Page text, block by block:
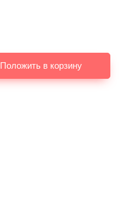
Положить в корзину